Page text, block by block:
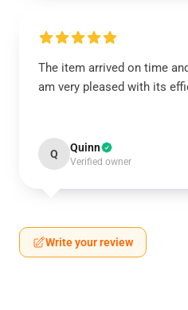
The item arrived on time
am very pleased with its
Q Quinn
Verified owner
Write your review